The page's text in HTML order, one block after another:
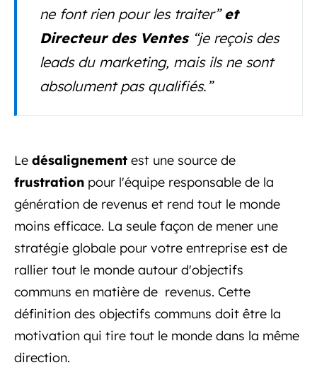
ne font rien pour les traiter”et
Directeur des Ventes “je reçois des
leads du marketing, mais ils ne sont
absolument pas qualifiés.”
Le désalignement est une source de
frustration pour l'équipe responsable de la
génération de revenus et rend tout le monde
moins efficace. La seule façon de mener une
stratégie globale pour votre entreprise est de
rallier tout le monde autour d'objectifs
communs en matière de revenus. Cette
définition des objectifs communs doit être la
motivation qui tire tout le monde dans la même
direction.